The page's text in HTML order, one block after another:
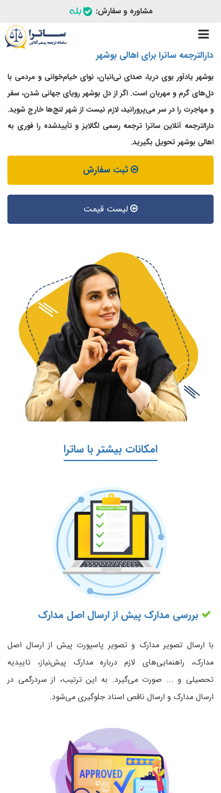
مشاوره و سفارش:
Toggle
navigation
دارالترجمه ساترا برای اهالی بوشهر
بوشهر یادآور بوی دریا، صدای نی‌انبان، نوای خیام‌‌خوانی و مردمی با
دل‌های گرم و مهربان است. اگر از دل بوشهر رویای جهانی شدن، سفر
و مهاجرت را در سر می‌پرورانید، لازم نیست از شهر لنج‌ها خارج شوید.
دارالترجمه آنلاین ساترا ترجمه رسمی لگالایز و تأییدشده را فوری به
اهالی بوشهر تحویل بگیرید.
ثبت سفارش
لیست قیمت
امکانات بیشتر با ساترا
بررسی مدارک پیش از ارسال اصل مدارک
با ارسال تصویر مدارک و تصویر پاسپورت پیش از ارسال اصل
مدارک، راهنمایی‌های لازم درباره مدارک پیش‌نیاز، تاییدیه
تحصیلی و ... صورت می‌گیرد. به این ترتیب، از سردرگمی در
ارسال مدارک و ارسال ناقص اسناد جلوگیری می‌شود.